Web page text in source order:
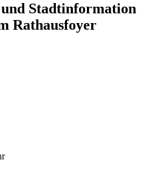
Stadtinformation
Rathausfoyer